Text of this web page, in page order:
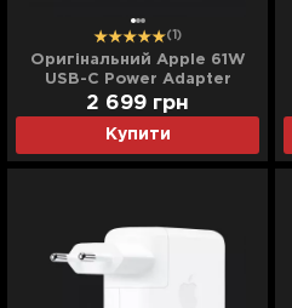
(1)
Оригінальний Apple 61W
USB-C Power Adapter
(MNF72)
Купити
2 699 грн